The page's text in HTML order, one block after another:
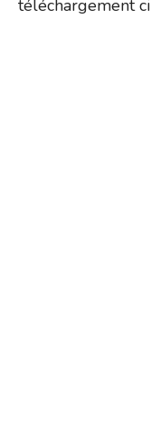
téléchargement